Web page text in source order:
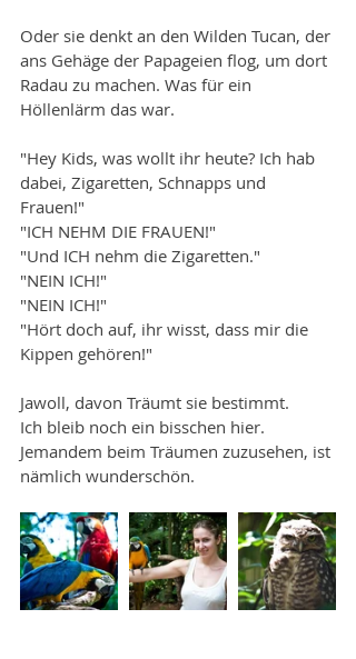
Oder sie denkt an den Wilden Tucan, der
ans Gehäge der Papageien flog, um dort
Radau zu machen. Was für ein
Höllenlärm das war.
"Hey Kids, was wollt ihr heute? Ich hab
dabei, Zigaretten, Schnapps und
Frauen!"
"ICH NEHM DIE FRAUEN!"
"Und ICH nehm die Zigaretten."
"NEIN ICH!"
"NEIN ICH!"
"Hört doch auf, ihr wisst, dass mir die
Kippen gehören!"
Jawoll, davon Träumt sie bestimmt.
Ich bleib noch ein bisschen hier.
Jemandem beim Träumen zuzusehen, ist
nämlich wunderschön.